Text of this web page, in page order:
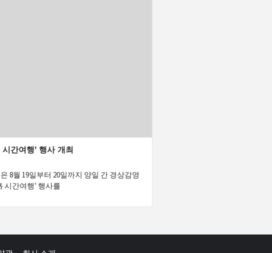
간여행’ 행사 개최
8월 19일부터 20일까지 양일 간 경상감영
시간여행’ 행사를